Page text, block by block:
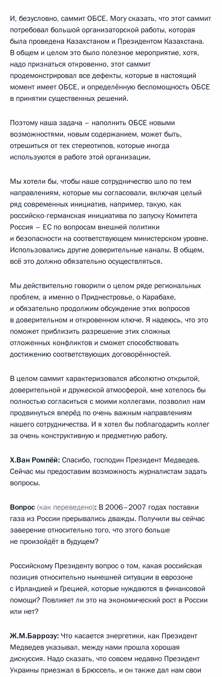
И, безусловно, саммит ОБСЕ. Могу сказать, что этот саммит
потребовал большой организаторской работы, которая
была проведена Казахстаном и Президентом Казахстана.
В общем и целом это было полезное мероприятие, хотя,
надо признаться откровенно, этот саммит
продемонстрировал все дефекты, которые в настоящий
момент имеет ОБСЕ, и определённую беспомощность ОБСЕ
в принятии существенных решений.
Поэтому наша задача – наполнить ОБСЕ новыми
возможностями, новым содержанием, может быть,
отрешиться от тех стереотипов, которые иногда
используются в работе этой организации.
Мы хотели бы, чтобы наше сотрудничество шло по тем
направлениям, которые мы согласовали, включая целый
ряд современных инициатив, например, такую, как
российско-германская инициатива по запуску Комитета
Россия – ЕС по вопросам внешней политики
и безопасности на соответствующем министерском уровне.
Использовались другие доверительные каналы. В общем,
всё это должно обязательно осуществляться.
Мы действительно говорили о целом ряде региональных
проблем, а именно о Приднестровье, о Карабахе,
и обязательно продолжим обсуждение этих вопросов
в доверительном и откровенном ключе. Я надеюсь, что это
поможет приблизить разрешение этих сложных
отложенных конфликтов и сможет способствовать
достижению соответствующих договорённостей.
В целом саммит характеризовался абсолютно открытой,
доверительной и дружеской атмосферой, мне хотелось бы
полностью согласиться с моими коллегами, позволил нам
продвинуться вперёд по очень важным направлениям
нашего сотрудничества. И я хотел бы поблагодарить коллег
за очень конструктивную и предметную работу.
Х.Ван Ромпёй: Спасибо, господин Президент Медведев.
Сейчас мы предоставим возможность журналистам задать
вопросы.
Вопрос (как переведено): В 2006–2007 годах поставки
газа из России прерывались дважды. Получили вы сейчас
заверение относительно того, что этого больше
не произойдёт в будущем?
Российскому Президенту вопрос о том, какая российская
позиция относительно нынешней ситуации в еврозоне
с Ирландией и Грецией, которые нуждаются в финансовой
помощи? Повлияет ли это на экономический рост в России
или нет?
Ж.М.Баррозу: Что касается энергетики, как Президент
Медведев указывал, между нами прошла хорошая
дискуссия. Надо сказать, что совсем недавно Президент
Украины приезжал в Брюссель, и он также дал нам свои